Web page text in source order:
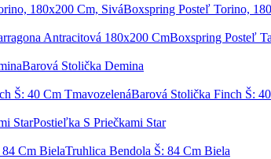
Boxspring Posteľ Torino,
Boxspring Posteľ
Barová Stolička Demina
Barová Stolička Finch Š:
Postieľka S Priečkami Star
Truhlica Bendola Š: 84 Cm Biela